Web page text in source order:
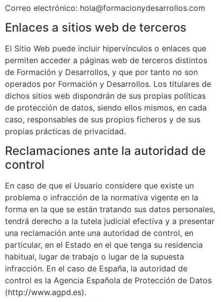
Correo electrónico: hola@formacionydesarrollos.com
Enlaces a sitios web de terceros
El Sitio Web puede incluir hipervínculos o enlaces que
permiten acceder a páginas web de terceros distintos
de Formación y Desarrollos, y que por tanto no son
operados por Formación y Desarrollos. Los titulares de
dichos sitios web dispondrán de sus propias políticas
de protección de datos, siendo ellos mismos, en cada
caso, responsables de sus propios ficheros y de sus
propias prácticas de privacidad.
Reclamaciones ante la autoridad de
control
En caso de que el Usuario considere que existe un
problema o infracción de la normativa vigente en la
forma en la que se están tratando sus datos personales,
tendrá derecho a la tutela judicial efectiva y a presentar
una reclamación ante una autoridad de control, en
particular, en el Estado en el que tenga su residencia
habitual, lugar de trabajo o lugar de la supuesta
infracción. En el caso de España, la autoridad de
control es la Agencia Española de Protección de Datos
(http://www.agpd.es).